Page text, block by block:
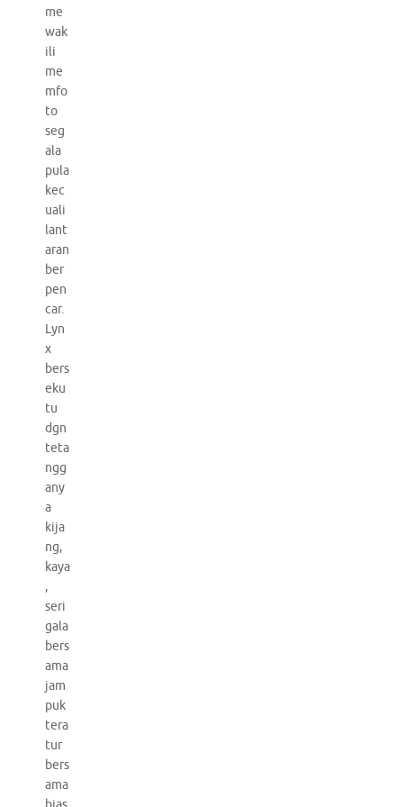
me
wak
ili
me
mfo
to
seg
ala
pula
kec
uali
lant
aran
ber
pen
car.
Lyn
x
bers
eku
tu
dgn
teta
ngg
any
a
kija
ng,
kaya
,
seri
gala
bers
ama
jam
puk
tera
tur
bers
ama